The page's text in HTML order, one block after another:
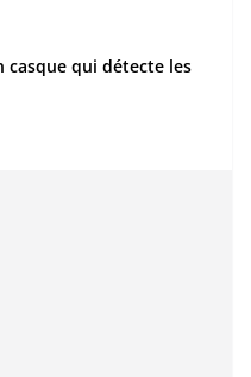
casque qui détecte les